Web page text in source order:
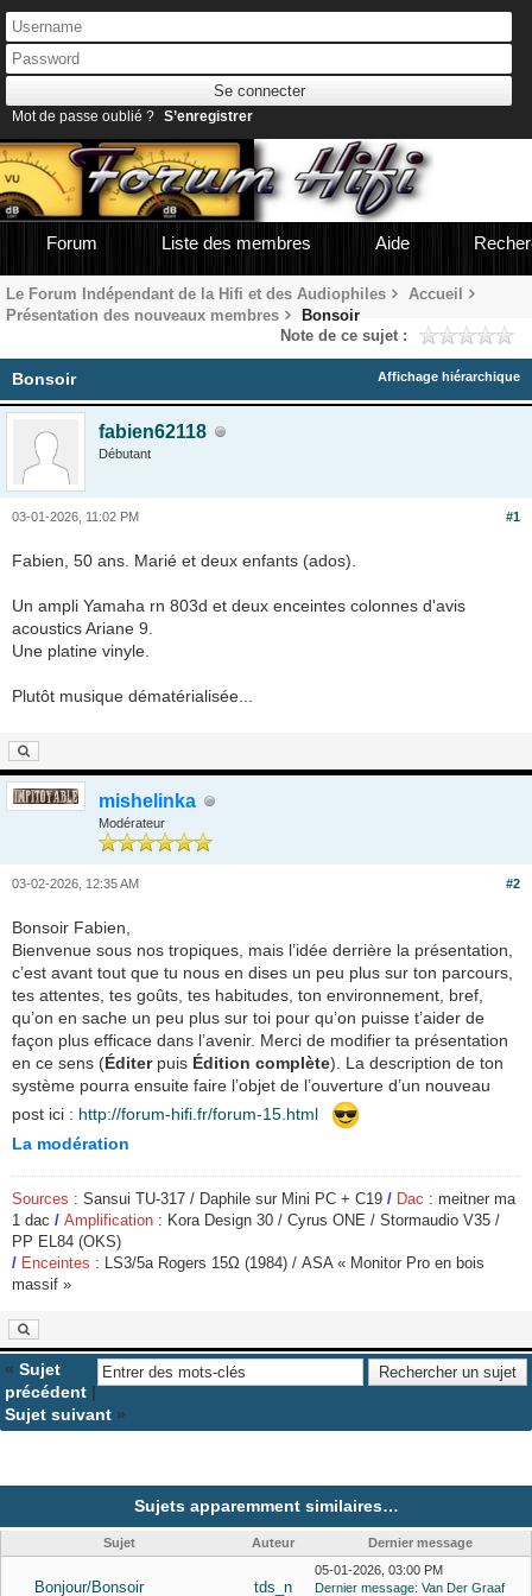
Mot de passe oublié ? S’enregistrer
Forum Liste des membres Aide
Le Forum Indépendant de la Hifi et des Audiophiles
Accueil
Présentation des nouveaux membres
Bonsoir
Note de ce sujet :
Affichage hiérarchique
Bonsoir
fabien62118
Débutant
#1
03-01-2026, 11:02 PM
Fabien, 50 ans. Marié et deux enfants (ados).
Un ampli Yamaha rn 803d et deux enceintes colonnes d'avis
acoustics Ariane 9.
Une platine vinyle.
Plutôt musique dématérialisée...
mishelinka
Modérateur
#2
03-02-2026, 12:35 AM
Bonsoir Fabien,
Bienvenue sous nos tropiques, mais l’idée derrière la présentation,
c’est avant tout que tu nous en dises un peu plus sur ton parcours,
tes attentes, tes goûts, tes habitudes, ton environnement, bref,
qu’on en sache un peu plus sur toi pour qu’on puisse t’aider de
façon plus efficace dans l’avenir. Merci de modifier ta présentation
en ce sens (Éditerpuis Édition complète). La description de ton
système pourra ensuite faire l’objet de l’ouverture d’un nouveau
post ici : http://forum-hifi.fr/forum-15.html
La modération
Sources : Sansui TU-317 / Daphile sur Mini PC + C19 / Dac : meitner ma
1 dac / Amplification : Kora Design 30 / Cyrus ONE / Stormaudio V35 /
PP EL84 (OKS)
/ Enceintes : LS3/5a Rogers 15Ω (1984) / ASA « Monitor Pro en bois
massif »
« Sujet
précédent |
Sujet suivant »
Sujets apparemment similaires…
Sujet Auteur Dernier message
Bonjour/Bonsoir tds_n
05-01-2026, 03:00 PM
Dernier message: Van Der Graaf